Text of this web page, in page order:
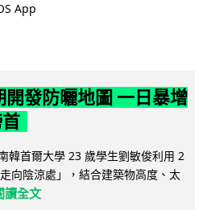
App
開發防曬地圖 一日暴增
韓首爾大學 23 歲學生劉敏俊利用 2
向陰涼處」，結合建築物高度、太
讀全文